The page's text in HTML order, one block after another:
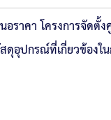
สดุและทรัพย์สิน
รดำเนินงาน อบจ.
อราคา โครงการจัด
ปกรณ์ที่เกี่ยวข้องใ